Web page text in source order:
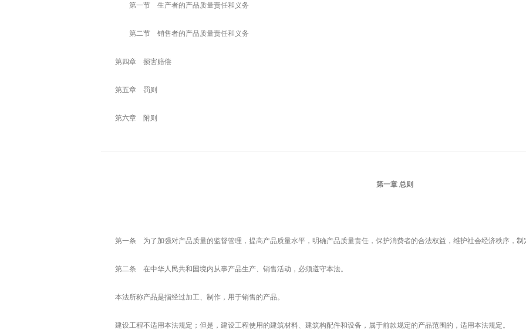
第一节 生产者的产品质量责任和义务
第二节 销售者的产品质量责任和义务
第四章 损害赔偿
第五章 罚则
第六章 附则
第一章 总则
第一条 为了加强对产品质量的监督管理，提高产品质量水平，明确产品质量责任，保护消费者的合法权益，维护社会经济秩序，制
第二条 在中华人民共和国境内从事产品生产、销售活动，必须遵守本法。
本法所称产品是指经过加工、制作，用于销售的产品。
建设工程不适用本法规定；但是，建设工程使用的建筑材料、建筑构配件和设备，属于前款规定的产品范围的，适用本法规定。